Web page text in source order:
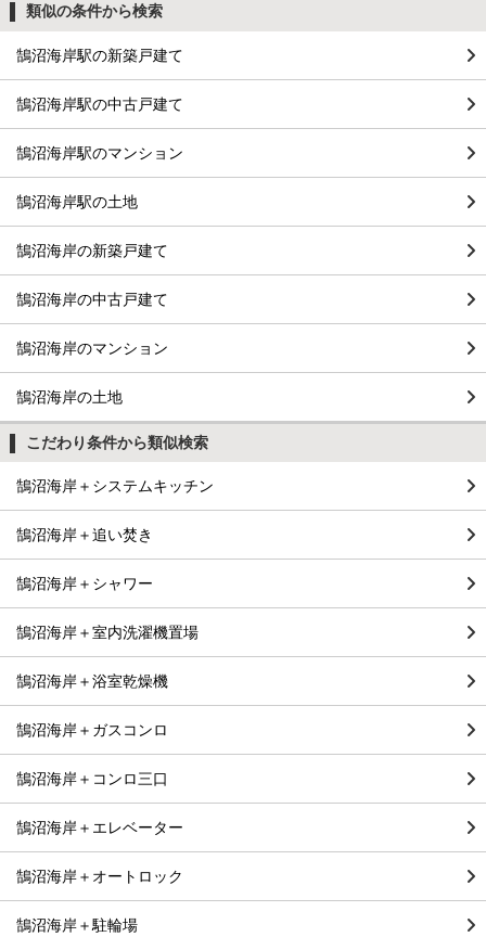
類似の条件から検索
鵠沼海岸駅の新築戸建て
鵠沼海岸駅の中古戸建て
鵠沼海岸駅のマンション
鵠沼海岸駅の土地
鵠沼海岸の新築戸建て
鵠沼海岸の中古戸建て
鵠沼海岸のマンション
鵠沼海岸の土地
こだわり条件から類似検索
鵠沼海岸＋システムキッチン
鵠沼海岸＋追い焚き
鵠沼海岸＋シャワー
鵠沼海岸＋室内洗濯機置場
鵠沼海岸＋浴室乾燥機
鵠沼海岸＋ガスコンロ
鵠沼海岸＋コンロ三口
鵠沼海岸＋エレベーター
鵠沼海岸＋オートロック
鵠沼海岸＋駐輪場